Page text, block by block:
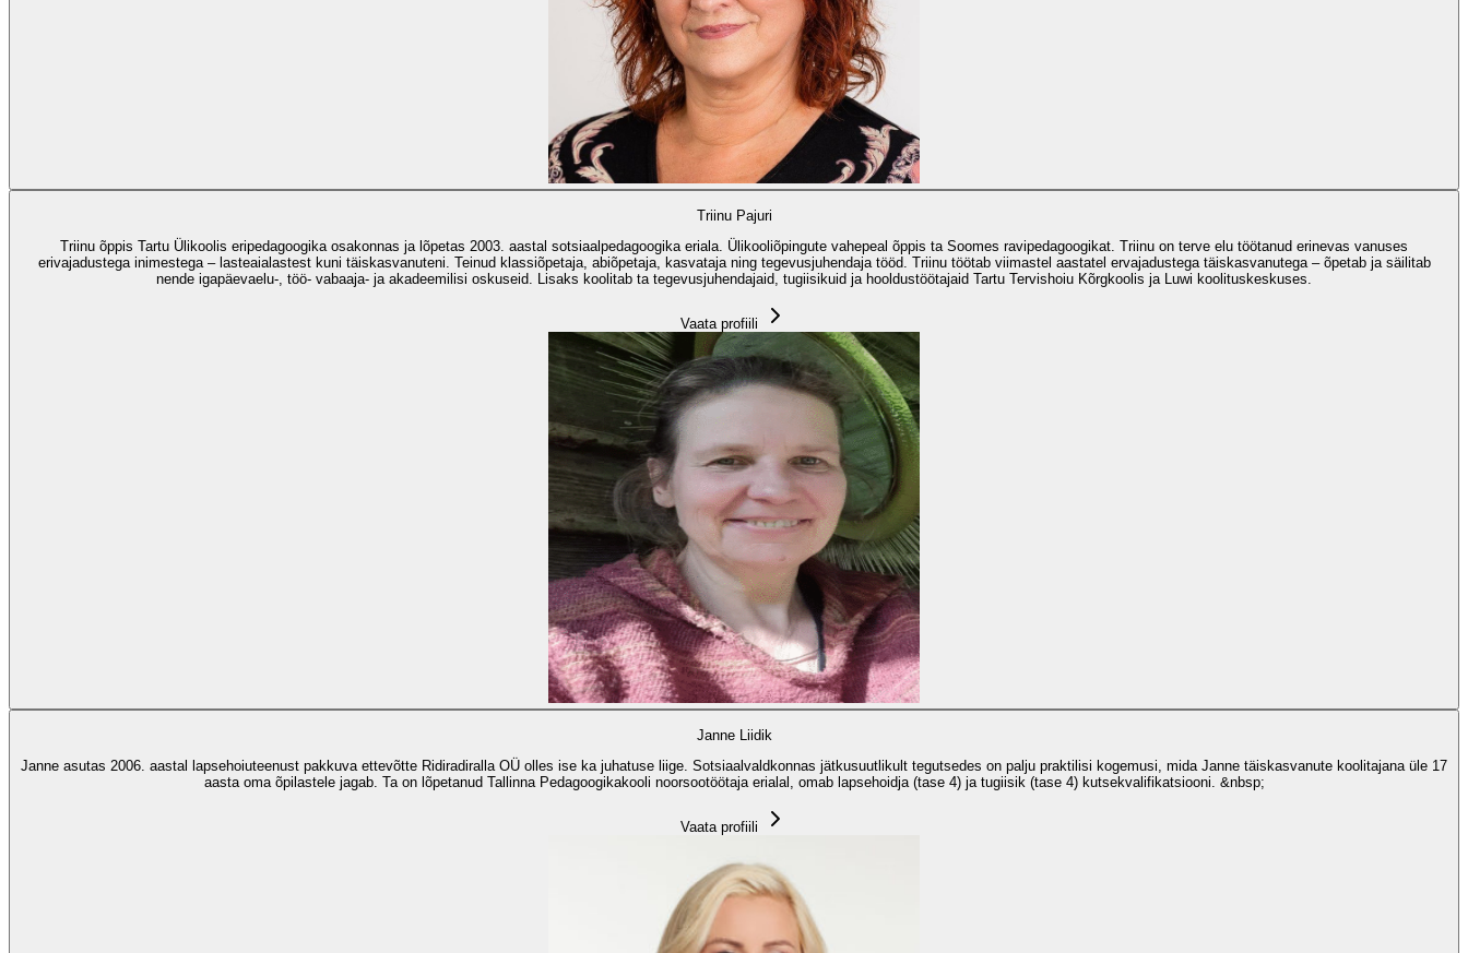
Triinu Pajuri
Triinu õppis Tartu Ülikoolis eripedagoogika osakonnas ja lõpetas 2003. aastal sotsiaalpedagoogika eriala. Ülikooliõpingute vahepeal õppis ta Soomes ravipedagoogikat. Triinu on terve elu töötanud erinevas vanuses
erivajadustega inimestega – lasteaialastest kuni täiskasvanuteni. Teinud klassiõpetaja, abiõpetaja, kasvataja ning tegevusjuhendaja tööd. Triinu töötab viimastel aastatel ervajadustega täiskasvanutega – õpetab ja säilitab
nende igapäevaelu-, töö- vabaaja- ja akadeemilisi oskuseid. Lisaks koolitab ta tegevusjuhendajaid, tugiisikuid ja hooldustöötajaid Tartu Tervishoiu Kõrgkoolis ja Luwi koolituskeskuses.
Vaata profiili
Janne Liidik
Janne asutas 2006. aastal lapsehoiuteenust pakkuva ettevõtte Ridiradiralla OÜ olles ise ka juhatuse liige. Sotsiaalvaldkonnas jätkusuutlikult tegutsedes on palju praktilisi kogemusi, mida Janne täiskasvanute koolitajana üle 17
aasta oma õpilastele jagab. Ta on lõpetanud Tallinna Pedagoogikakooli noorsootöötaja erialal, omab lapsehoidja (tase 4) ja tugiisik (tase 4) kutsekvalifikatsiooni. &nbsp;
Vaata profiili